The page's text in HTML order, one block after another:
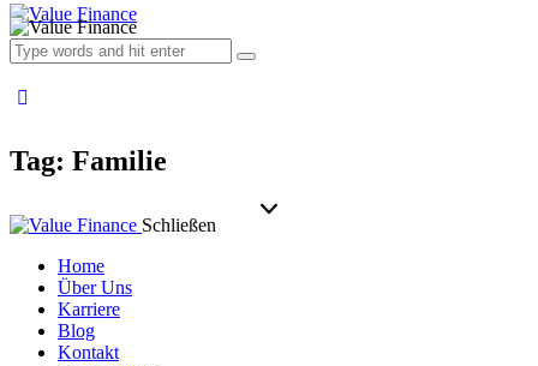
Tag: Familie
Schließen
Home
Über Uns
Karriere
Blog
Kontakt